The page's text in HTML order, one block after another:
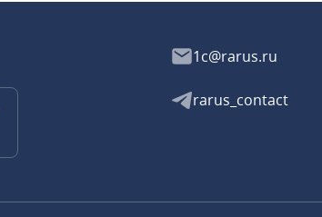
1c@rarus.ru
rarus_contact